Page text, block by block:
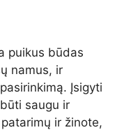
puikus būdas
namus, ir
Įsigyti
saugu ir
ir žinote,